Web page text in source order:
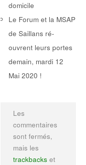
domicile
Le Forum et la MSAP
de Saillans ré-
ouvrent leurs portes
demain, mardi 12
Mai 2020 !
Les
commentaires
sont fermés,
mais les
trackbacks et